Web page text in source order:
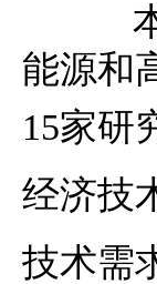
能源和
15家研
经济技
技术需